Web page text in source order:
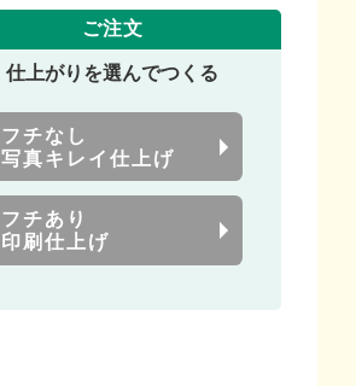
ご注文
仕上がりを選んでつくる
フチなし
写真キレイ仕上げ
フチあり
印刷仕上げ